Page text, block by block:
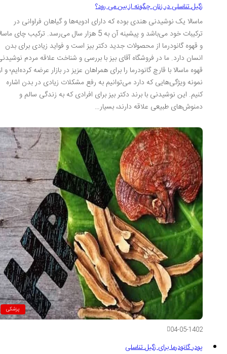
زگیل تناسلی در زنان چگونه از بین می رود؟
ماسالا یک نوشیدنی هندی بوده که دارای ادویه‌ها و گیاهان فراوانی در
ترکیبات خود می‌باشد و پیشینه آن به 5 هزار سال می‌رسد. ترکیب چای ماسالا
و قهوه گانودرما از محصولات جدید دکتر بیز است و فواید زیادی برای بدن
انسان دارد. ما در فروشگاه آقای بیز با بررسی و شناخت علاقه مردم نوشیدنی
قهوه ماسالا با قارچ گانودرما را برای همراهان عزیز در بازار عرضه کرده‌ایم؛ و از
نمونه ویژگی‌هایی که دارد می‌توانیم به رفع مشکلات زیادی در بدن اشاره
کنیم. این نوشیدنی با برند دکتر بیز برای افرادی که به زندگی سالم و
دمنوش‌های طبیعی علاقه دارند، بسیار…
پزشکی
04-05-1402
پودر گانودرما برای زگیل تناسلی